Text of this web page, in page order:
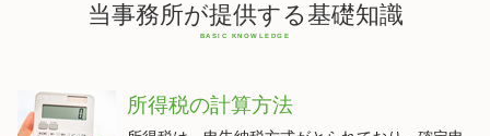
当事務所が提供する基礎知識
所得税の計算方法